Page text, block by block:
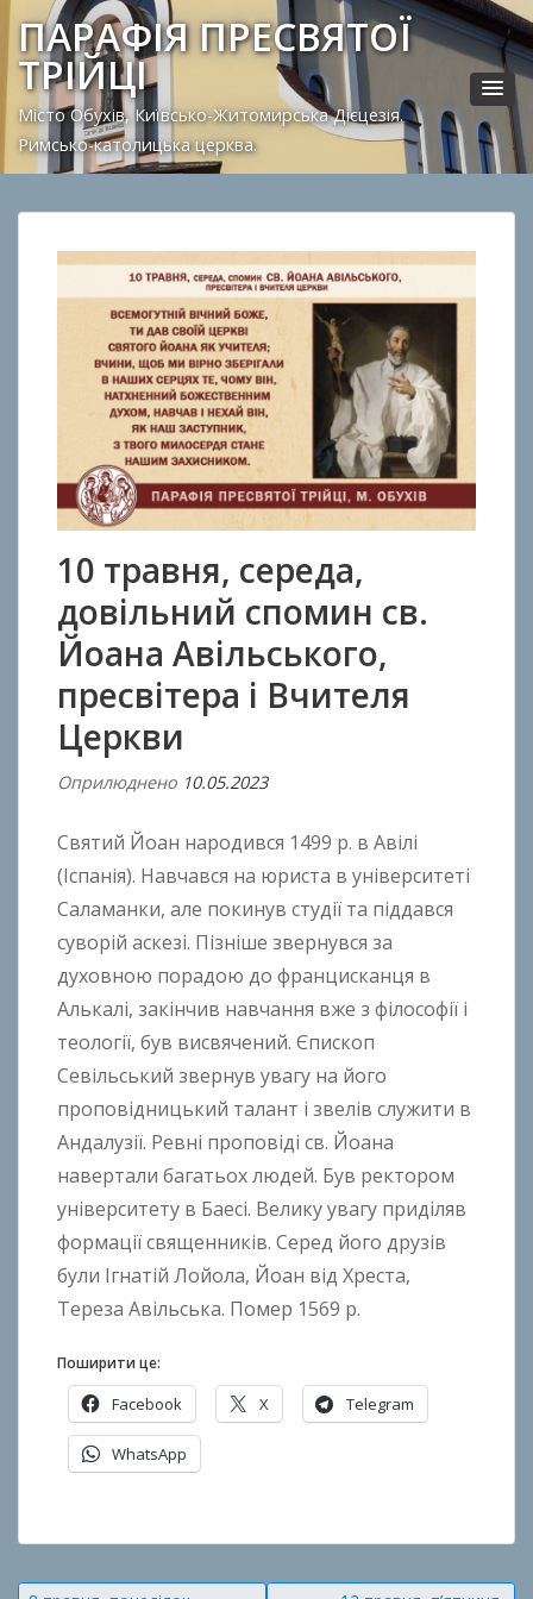
ПАРАФІЯ ПРЕСВЯТОЇ
ТРІЙЦІ
Місто Обухів, Київсько-Житомирська Дієцезія.
Римсько-католицька церква.
10 травня, середа,
довільний спомин св.
Йоана Авільського,
пресвітера і Вчителя
Церкви
Оприлюднено 10.05.2023В
д
A
n
n
B
o
k
h
o
n
Святий Йоан народився 1499 р. в Авілі
(Іспанія). Навчався на юриста в університеті
Саламанки, але покинув студії та піддався
суворій аскезі. Пізніше звернувся за
духовною порадою до францисканця в
Алькалі, закінчив навчання вже з філософії і
теології, був висвячений. Єпископ
Севільський звернув увагу на його
проповідницький талант і звелів служити в
Андалузії. Ревні проповіді св. Йоана
навертали багатьох людей. Був ректором
університету в Баесі. Велику увагу приділяв
формації священників. Серед його друзів
були Ігнатій Лойола, Йоан від Хреста,
Тереза Авільська. Помер 1569 р.
Поширити це:
Facebook X Telegram
WhatsApp
п
у